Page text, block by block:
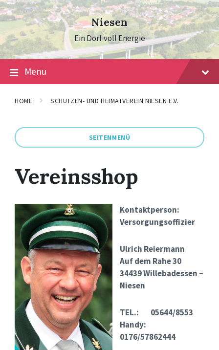
Skip
to
content
Skip
to
main
navigation
Skip
to
footer
Niesen
Ein Dorf voll Energie
Menu
HOME SCHÜTZEN- UND HEIMATVEREIN NIESEN E.V.
SEITENMENÜ
Vereinsshop
Kontaktperson:
Versorgungsoffizier
Ulrich Reiermann
Auf dem Rahe 30
34439 Willebadessen –
Niesen
TEL.: 05644/8553
Handy:
0176/57862444